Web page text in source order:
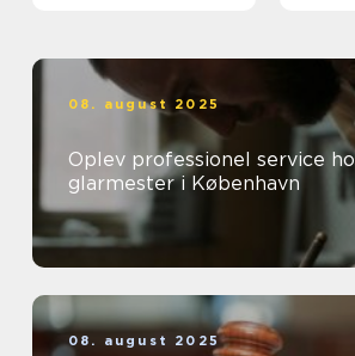
08. august 2025
Oplev professionel service
glarmester i København
08. august 2025